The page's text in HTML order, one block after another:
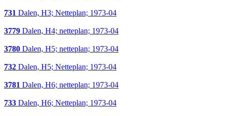
731 Dalen, H3; Netteplan; 1973-04
3779 Dalen, H4; netteplan; 1973-04
3780 Dalen, H5; netteplan; 1973-04
732 Dalen, H5; Netteplan; 1973-04
3781 Dalen, H6; netteplan; 1973-04
733 Dalen, H6; Netteplan; 1973-04